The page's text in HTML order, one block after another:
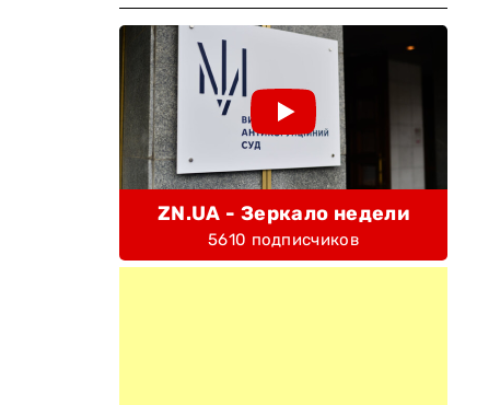
ZN.UA - Зеркало недели
5610 подписчиков